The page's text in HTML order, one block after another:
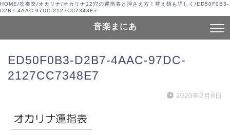
HOME/吹奏楽/オカリナ/オカリナ12穴の運指表と押さえ方！替え指も詳しく /ED50F0B3-
D2B7-4AAC-97DC-2127CC7348E7
音楽まにあ
ED50F0B3-D2B7-4AAC-97DC-
2127CC7348E7
2020年2月8日